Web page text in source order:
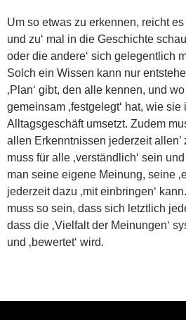
Um so etwas zu erkennen, reicht
und zu‘ mal in die Geschichte
oder die andere‘ sich gelegentlich
Solch ein Wissen kann nur
‚Plan‘ gibt, den alle kennen, und
gemeinsam ‚festgelegt‘ hat, wie
Alltagsgeschäft umsetzt. Zudem
allen Erkenntnissen jederzeit allen’
muss für alle ‚verständlich‘ sein
man seine eigene Meinung, seine
jederzeit dazu ‚mit einbringen‘
muss so sein, dass sich letztlich
dass die ‚Vielfalt der Meinungen‘
und ‚bewertet‘ wird.